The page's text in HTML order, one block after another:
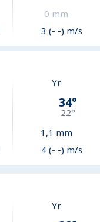
0 mm
3 (- -) m/s
Yr
34°
22°
1,1 mm
4 (- -) m/s
Yr